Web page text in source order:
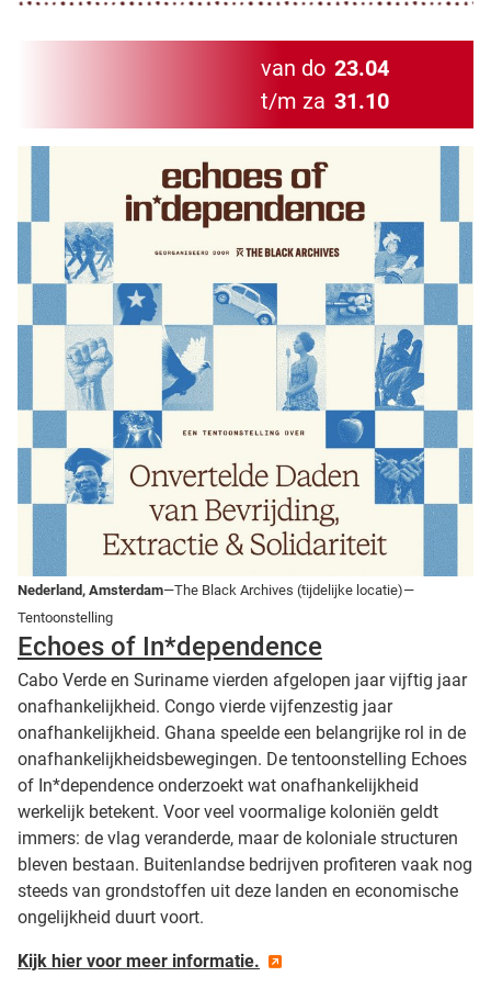
van do 23.04
t/m za 31.10
Nederland, Amsterdam—The Black Archives (tijdelijke locatie)—
Tentoonstelling
Echoes of In*dependence
Cabo Verde en Suriname vierden afgelopen jaar vijftig jaar
onafhankelijkheid. Congo vierde vijfenzestig jaar
onafhankelijkheid. Ghana speelde een belangrijke rol in de
onafhankelijkheidsbewegingen. De tentoonstelling Echoes
of In*dependence onderzoekt wat onafhankelijkheid
werkelijk betekent. Voor veel voormalige koloniën geldt
immers: de vlag veranderde, maar de koloniale structuren
bleven bestaan. Buitenlandse bedrijven profiteren vaak nog
steeds van grondstoffen uit deze landen en economische
ongelijkheid duurt voort.
Kijk hier voor meer informatie.